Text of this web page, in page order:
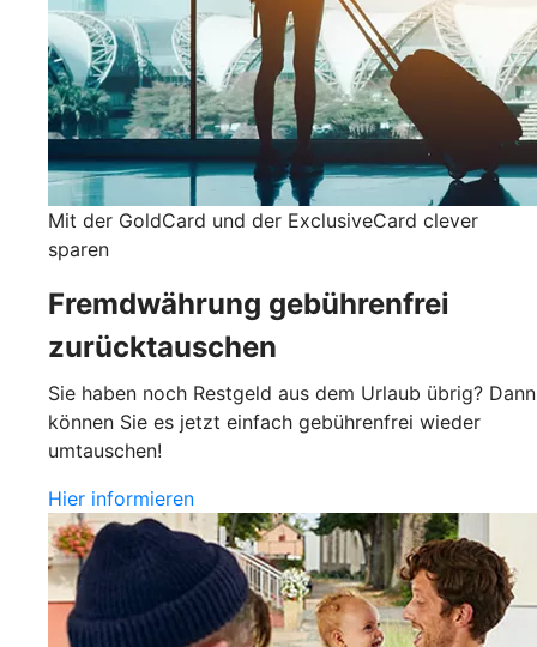
Mit der GoldCard und der ExclusiveCard clever
sparen
Fremdwährung gebührenfrei
zurücktauschen
Sie haben noch Restgeld aus dem Urlaub übrig? Dann
können Sie es jetzt einfach gebührenfrei wieder
umtauschen!
Hier informieren